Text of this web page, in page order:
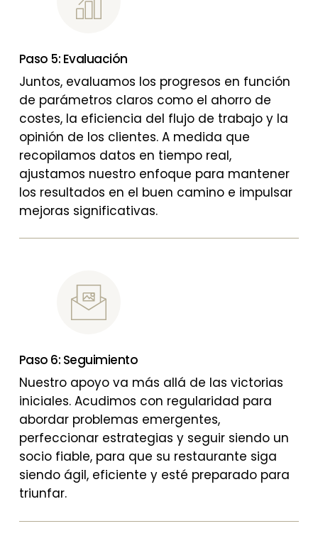
Paso 5: Evaluación
Juntos, evaluamos los progresos en función
de parámetros claros como el ahorro de
costes, la eficiencia del flujo de trabajo y la
opinión de los clientes. A medida que
recopilamos datos en tiempo real,
ajustamos nuestro enfoque para mantener
los resultados en el buen camino e impulsar
mejoras significativas.
Paso 6: Seguimiento
Nuestro apoyo va más allá de las victorias
iniciales. Acudimos con regularidad para
abordar problemas emergentes,
perfeccionar estrategias y seguir siendo un
socio fiable, para que su restaurante siga
siendo ágil, eficiente y esté preparado para
triunfar.